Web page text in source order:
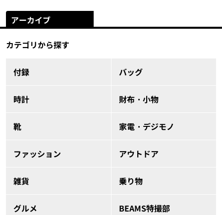
アーカイブ
カテゴリから探す
付録 バッグ
時計 財布・小物
靴 家電・デジモノ
ファッション アウトドア
雑貨 乗り物
グルメ BEAMS特撮部